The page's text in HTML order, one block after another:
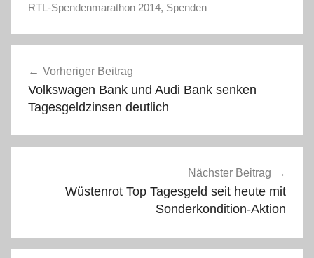
RTL-Spendenmarathon 2014, Spenden
Vorheriger Beitrag
Volkswagen Bank und Audi Bank senken
Tagesgeldzinsen deutlich
Nächster Beitrag
Wüstenrot Top Tagesgeld seit heute mit
Sonderkondition-Aktion